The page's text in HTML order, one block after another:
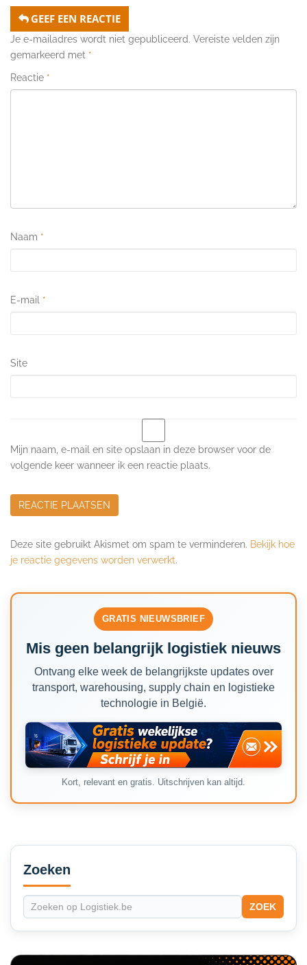
GEEF EEN REACTIE
Je e-mailadres wordt niet gepubliceerd. Vereiste velden zijn
gemarkeerd met *
Reactie *
Naam *
E-mail *
Site
Mijn naam, e-mail en site opslaan in deze browser voor de
volgende keer wanneer ik een reactie plaats.
Deze site gebruikt Akismet om spam te verminderen. Bekijk hoe
je reactie gegevens worden verwerkt.
GRATIS NIEUWSBRIEF
Mis geen belangrijk logistiek nieuws
Ontvang elke week de belangrijkste updates over
transport, warehousing, supply chain en logistieke
technologie in België.
Kort, relevant en gratis. Uitschrijven kan altijd.
Secondary
Sidebar
Zoeken
ZOEK